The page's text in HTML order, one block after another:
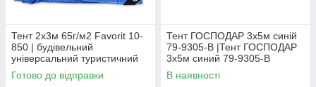
Тент 2х3м 65г/м2 Favorit 10-
850 | будівельний
універсальний туристичний
Тент строительный
универсальный 2х3м 65г/м2
Готово до відправки
Тент ГОСПОДАР 3х5м синій
79-9305-В |Тент ГОСПОДАР
3х5м синий 79-9305-В
В наявності